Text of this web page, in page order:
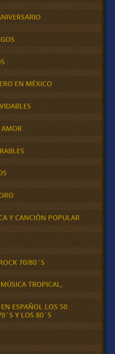
EN MÉXICO
Y CANCIÓN POPULAR
70/80´S
TROPICAL,
ESPAÑOL LOS 50
Y LOS 80´S